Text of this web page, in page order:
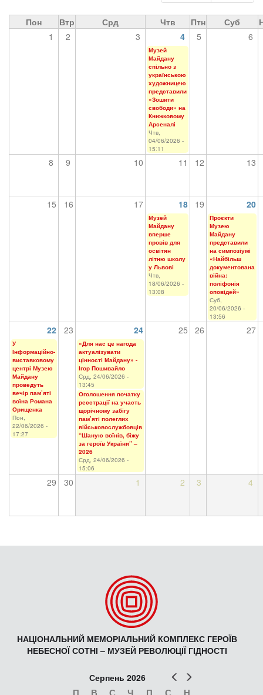
Пон Втр Срд Чтв Птн Суб
1
2 3 4 5 6
Музей
Майдану
спільно з
українською
художницею
представили
«Зошити
свободи» на
Книжковому
Арсеналі
Чтв,
04/06/2026 -
15:11
8 9 10 11 12 13
15 16 17 18 19 20
Музей
Майдану
вперше
провів для
освітян
літню школу
у Львові
Чтв,
18/06/2026 -
13:08
Проєкти
Музею
Майдану
представили
на симпозіумі
«Найбільш
документована
війна:
поліфонія
оповідей»
Суб,
20/06/2026 -
13:56
22 23 24 25 26 27
У
Інформаційно-
виставковому
центрі Музею
Майдану
проведуть
вечір пам’яті
воїна Романа
Орищенка
Пон,
22/06/2026 -
17:27
«Для нас це нагода
актуалізувати
цінності Майдану» -
Ігор Пошивайло
Срд, 24/06/2026 -
13:45
Оголошення початку
реєстрації на участь
щорічному забігу
пам’яті полеглих
військовослужбовців
“Шаную воїнів, біжу
за героїв України” –
2026
Срд, 24/06/2026 -
15:06
29 30 1 2 3 4
НАЦІОНАЛЬНИЙ МЕМОРІАЛЬНИЙ КОМПЛЕКС ГЕРОЇВ
НЕБЕСНОЇ СОТНІ – МУЗЕЙ РЕВОЛЮЦІЇ ГІДНОСТІ
Попер
Серпень 2026